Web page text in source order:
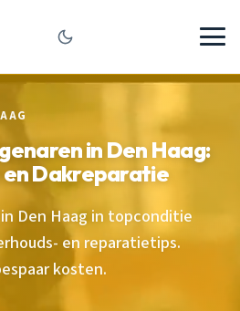
in Den Haag:
Dakreparatie
Den Haag in topconditie
en reparatietips.
kosten.